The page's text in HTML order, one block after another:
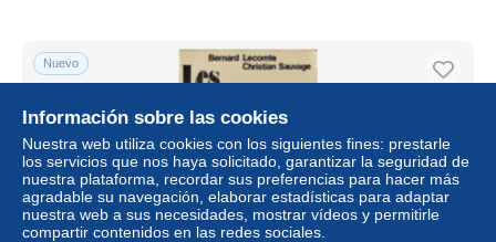
Nuevo
Información sobre las cookies
Nuestra web utiliza cookies con los siguientes fines: prestarle
los servicios que nos haya solicitado, garantizar la seguridad de
nuestra plataforma, recordar sus preferencias para hacer más
agradable su navegación, elaborar estadísticas para adaptar
nuestra web a sus necesidades, mostrar vídeos y permitirle
compartir contenidos en las redes sociales.